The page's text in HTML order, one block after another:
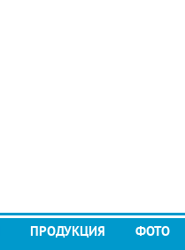
ПРОДУКЦИЯ ФОТО